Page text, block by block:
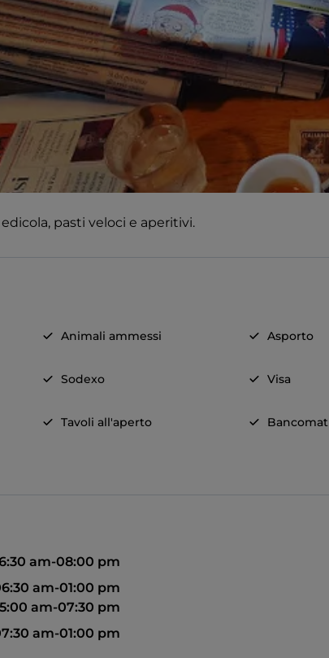
pasti veloci e aperitivi.
Animali ammessi Asporto
Sodexo Visa
Tavoli all'aperto Bancomat
am-08:00 pm
am-01:00 pm
am-07:30 pm
am-01:00 pm